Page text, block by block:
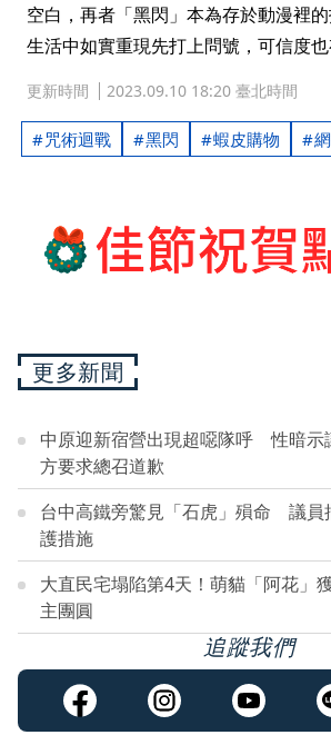
空白，再者「黑閃」本為存於動漫裡
生活中如實重現先打上問號，可信度也
更新時間 2023.09.10 18:20 臺北時間
咒術迴戰 黑閃 蝦皮購物
更多新聞
中原迎新宿營出現超噁隊呼 性暗示
方要求總召道歉
台中高鐵旁驚見「石虎」殞命 議員
護措施
大直民宅塌陷第4天！萌貓「阿花
主團圓
追蹤我們